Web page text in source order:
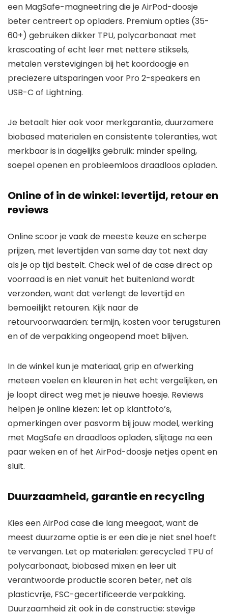
een MagSafe-magneetring die je AirPod-doosje
beter centreert op opladers. Premium opties (35-
60+) gebruiken dikker TPU, polycarbonaat met
krascoating of echt leer met nettere stiksels,
metalen verstevigingen bij het koordoogje en
preciezere uitsparingen voor Pro 2-speakers en
USB-C of Lightning.
Je betaalt hier ook voor merkgarantie, duurzamere
biobased materialen en consistente toleranties, wat
merkbaar is in dagelijks gebruik: minder speling,
soepel openen en probleemloos draadloos opladen.
Online of in de winkel: levertijd, retour en
reviews
Online scoor je vaak de meeste keuze en scherpe
prijzen, met levertijden van same day tot next day
als je op tijd bestelt. Check wel of de case direct op
voorraad is en niet vanuit het buitenland wordt
verzonden, want dat verlengt de levertijd en
bemoeilijkt retouren. Kijk naar de
retourvoorwaarden: termijn, kosten voor terugsturen
en of de verpakking ongeopend moet blijven.
In de winkel kun je materiaal, grip en afwerking
meteen voelen en kleuren in het echt vergelijken, en
je loopt direct weg met je nieuwe hoesje. Reviews
helpen je online kiezen: let op klantfoto’s,
opmerkingen over pasvorm bij jouw model, werking
met MagSafe en draadloos opladen, slijtage na een
paar weken en of het AirPod-doosje netjes opent en
sluit.
Duurzaamheid, garantie en recycling
Kies een AirPod case die lang meegaat, want de
meest duurzame optie is er een die je niet snel hoeft
te vervangen. Let op materialen: gerecycled TPU of
polycarbonaat, biobased mixen en leer uit
verantwoorde productie scoren beter, net als
plasticvrije, FSC-gecertificeerde verpakking.
Duurzaamheid zit ook in de constructie: stevige